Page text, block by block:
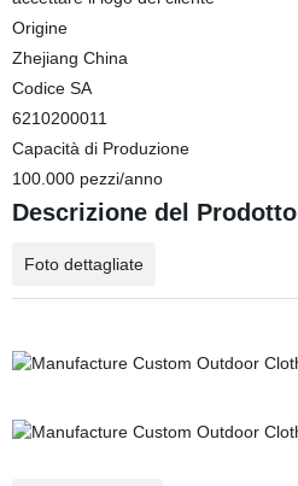
Origine
Zhejiang China
Codice SA
6210200011
Capacità di Produzione
100.000 pezzi/anno
Descrizione del Prodotto
Foto dettagliate